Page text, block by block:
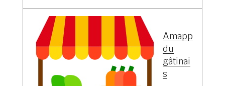
Amapp
du
gâtinai
s